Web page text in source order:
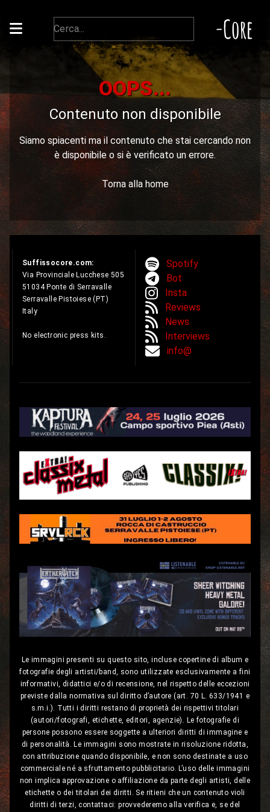
-Core
OOPS...
Contenuto non disponibile
Siamo spiacenti ma il contenuto che stai cercando non
è disponibile o si è verificato un errore.
Torna alla home
Suffissocore.com:
Via Provinciale Lucchese 505
51034 Ponte di Serravalle
Serravalle Pistoiese (PT)
Italy
No electronic press kits.
Spotify
Bot
Insta
Reviews
News
Interviews
info@
Le immagini presenti su questo sito, incluse copertine di album e
fotografie degli artisti/band, sono utilizzate esclusivamente a fini
informativi, didattici e/o di recensione, nel rispetto delle eccezioni
previste dalla normativa sul diritto d’autore (art. 70 L. 633/1941 e
s.m.i.). Tutti i diritti restano di proprietà dei rispettivi titolari
(autori/fotografi, etichette, editori, agenzie). Le fotografie di
persone possono essere soggette a ulteriori diritti di immagine e
di personalità. Le immagini sono mostrate in risoluzione ridotta,
con attribuzione quando disponibile, e non sono destinate a uso
commerciale né a sfruttamento pubblicitario. L’uso delle immagini
non implica approvazione o affiliazione da parte degli artisti, delle
etichette o dei titolari dei diritti. Se ritieni che un contenuto violi
diritti di terzi, contattaci: provvederemo alla verifica e, se del